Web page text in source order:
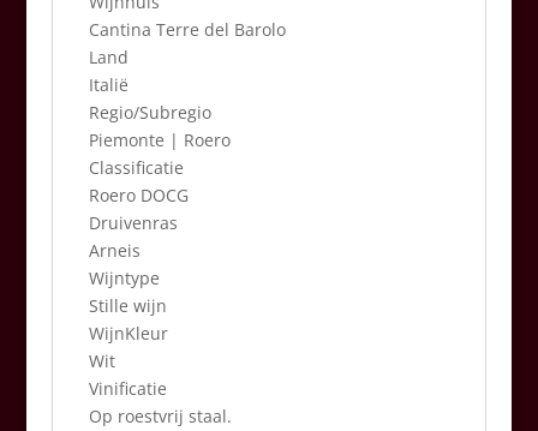
Cantina Terre del Barolo
Land
Italië
Regio/Subregio
Piemonte | Roero
Classificatie
Roero DOCG
Druivenras
Arneis
Wijntype
Stille wijn
WijnKleur
Wit
Vinificatie
Op roestvrij staal.